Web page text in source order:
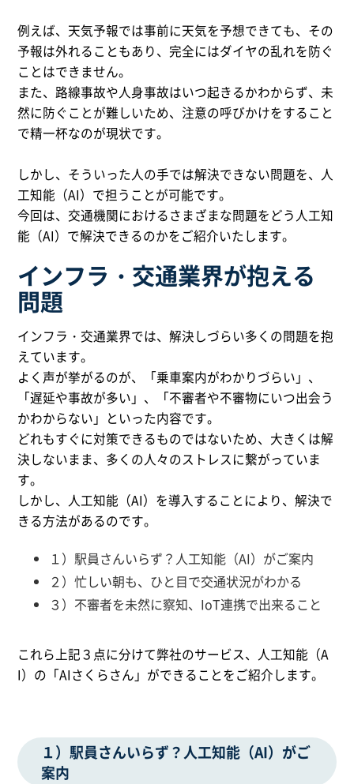
例えば、天気予報では事前に天気を予想できても、その
予報は外れることもあり、完全にはダイヤの乱れを防ぐ
ことはできません。
また、路線事故や人身事故はいつ起きるかわからず、未
然に防ぐことが難しいため、注意の呼びかけをすること
で精一杯なのが現状です。
しかし、そういった人の手では解決できない問題を、人
工知能（AI）で担うことが可能です。
今回は、交通機関におけるさまざまな問題をどう人工知
能（AI）で解決できるのかをご紹介いたします。
インフラ・交通業界が抱える
問題
インフラ・交通業界では、解決しづらい多くの問題を抱
えています。
よく声が挙がるのが、「乗車案内がわかりづらい」、
「遅延や事故が多い」、「不審者や不審物にいつ出会う
かわからない」といった内容です。
どれもすぐに対策できるものではないため、大きくは解
決しないまま、多くの人々のストレスに繋がっていま
す。
しかし、人工知能（AI）を導入することにより、解決で
きる方法があるのです。
１）駅員さんいらず？人工知能（AI）がご案内
２）忙しい朝も、ひと目で交通状況がわかる
３）不審者を未然に察知、IoT連携で出来ること
これら上記３点に分けて弊社のサービス、人工知能（A
I）の「AIさくらさん」ができることをご紹介します。
１）駅員さんいらず？人工知能（AI）がご
案内